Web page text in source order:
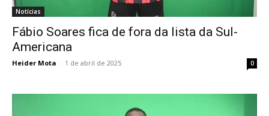
Notícias
Fábio Soares fica de fora da lista da Sul-
Americana
Heider Mota - 1 de abril de 2025 0